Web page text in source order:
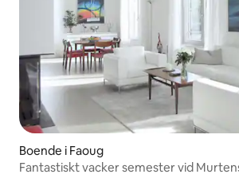
Boende i Faoug
Fantastiskt vacker semester vid